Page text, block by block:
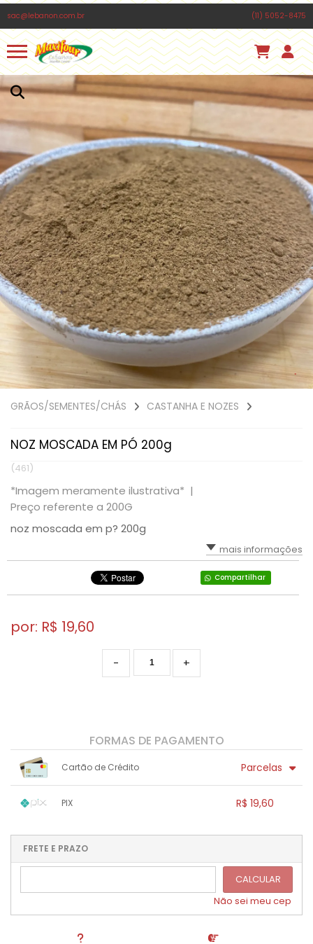
sac@lebanon.com.br (11) 5052-8475
GRÃOS/SEMENTES/CHÁS CASTANHA E NOZES
NOZ MOSCADA EM PÓ 200g
(461)
*Imagem meramente ilustrativa* |
Preço referente a 200G
noz moscada em p? 200g
mais informações
Compartilhar
por: R$ 19,60
+
-
FORMAS DE PAGAMENTO
Cartão de Crédito Parcelas
PIX R$ 19,60
...
....
FRETE E PRAZO
CALCULAR
Não sei meu cep
FOUL MEDAMMAS TRADICIONAL COZIDA
ZEENNY 400G
Há 3 horas